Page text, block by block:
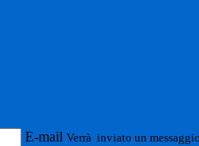
E-mail Verrà inviato un